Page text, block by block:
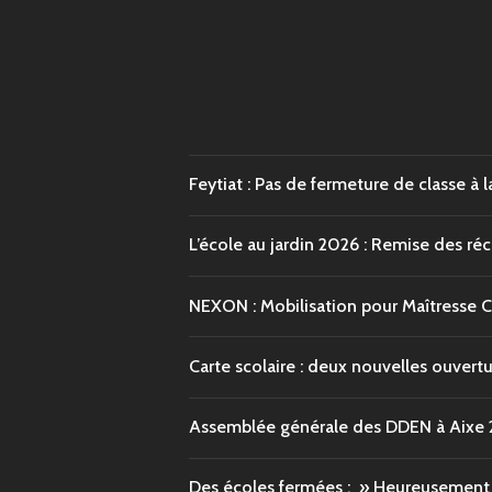
Feytiat : Pas de fermeture de classe à
L’école au jardin 2026 : Remise des
NEXON : Mobilisation pour Maîtresse
Carte scolaire : deux nouvelles
Assemblée générale des DDEN à Aixe
Des écoles fermées : »